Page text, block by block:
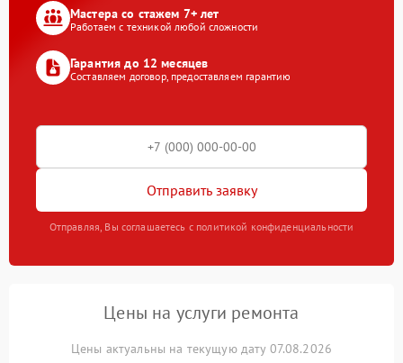
Мастера со стажем 7+ лет
Работаем с техникой любой сложности
Гарантия до 12 месяцев
Составляем договор, предоставляем гарантию
Отправить заявку
Отправляя, Вы соглашаетесь с политикой конфиденциальности
Цены на услуги ремонта
Цены актуальны на текущую дату 07.08.2026